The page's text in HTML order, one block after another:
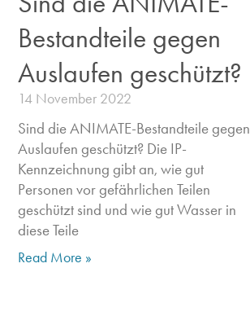
Bestandteile gegen
Auslaufen geschützt?
14 November 2022
Sind die ANIMATE-Bestandteile gegen
Auslaufen geschützt? Die IP-
Kennzeichnung gibt an, wie gut
Personen vor gefährlichen Teilen
geschützt sind und wie gut Wasser in
diese Teile
Read More »